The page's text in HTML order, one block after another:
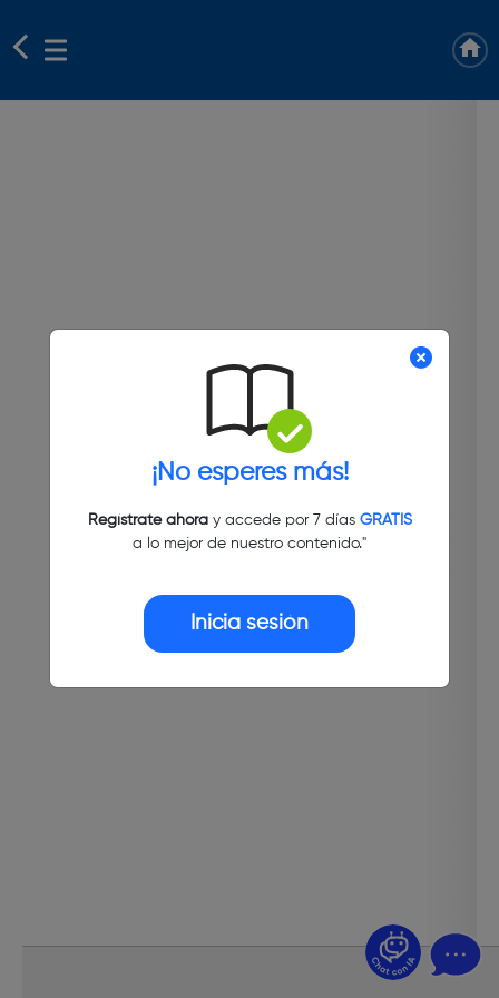
¡No esperes más!
Regístrate ahoray accede por 7 días GRATIS
a lo mejor de nuestro contenido."
Inicia sesión